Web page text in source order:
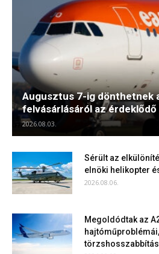
Augusztus 7-ig dönthetnek
felvásárlásáról az
2026.08.03.
Sérült az
elnöki helikopter
2026.08.06.
Megoldódtak az
törzshosszabbítás